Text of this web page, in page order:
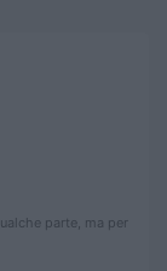
parte, ma per